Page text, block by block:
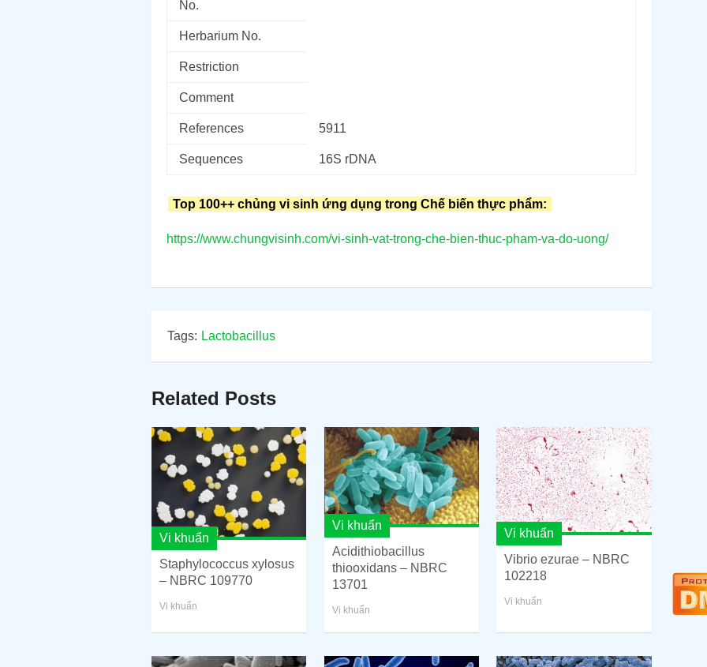
No.
Herbarium No.
Restriction
Comment
References 5911
Sequences 16S rDNA
Top 100++ chủng vi sinh ứng dụng trong Chế biến thực phẩm:
https://www.chungvisinh.com/vi-sinh-vat-trong-che-bien-thuc-pham-va-do-uong/
Tags: Lactobacillus
Related Posts
Vi khuẩn
Staphylococcus xylosus
– NBRC 109770
Vi khuẩn
Vi khuẩn
Acidithiobacillus
thiooxidans – NBRC
13701
Vi khuẩn
Vi khuẩn
Vibrio ezurae – NBRC
102218
Vi khuẩn